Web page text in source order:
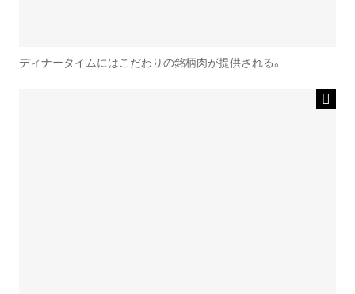
ディナータイムにはこだわりの銘柄肉が提供される。